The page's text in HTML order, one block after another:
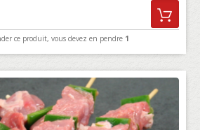
ce produit, vous devez en pendre 1